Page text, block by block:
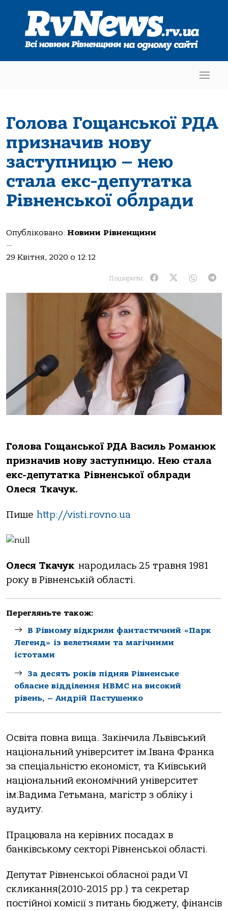
Голова Гощанської РДА
призначив нову
заступницю – нею
стала екс-депутатка
Рівненської облради
Опубліковано: Новини Рівненщини
—
29 Квітня, 2020 о 12:12
Поширити:
Голова Гощанської РДА Василь Романюк
призначив нову заступницю. Нею стала
екс-депутатка Рівненської облради
Олеся Ткачук.
Пише http://visti.rovno.ua
Олеся Ткачук народилась 25 травня 1981
року в Рівненській області.
Перегляньте також:
В Рівному відкрили фантастичний «Парк
Легенд» із велетнями та магічними
істотами
За десять років підняв Рівненське
обласне відділення НВМС на високий
рівень, – Андрій Пастушенко
Освіта повна вища. Закінчила Львівський
національний університет ім.Івана Франка
за спеціальністю економіст, та Київський
національний економічний університет
ім.Вадима Гетьмана, магістр з обліку і
аудиту.
Працювала на керівних посадах в
банківському секторі Рівненської області.
Депутат Рівненської обласної ради VI
скликання(2010-2015 рр.) та секретар
постійної комісії з питань бюджету, фінансів